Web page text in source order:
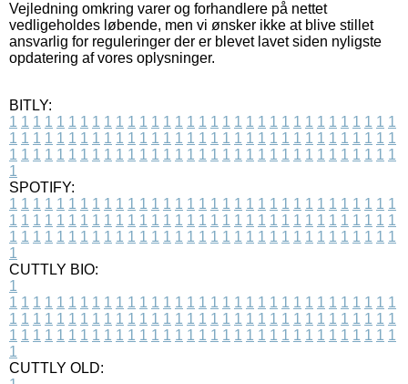
Vejledning omkring varer og forhandlere på nettet
vedligeholdes løbende, men vi ønsker ikke at blive stillet
ansvarlig for reguleringer der er blevet lavet siden nyligste
opdatering af vores oplysninger.
BITLY:
1 1 1 1 1 1 1 1 1 1 1 1 1 1 1 1 1 1 1 1 1 1 1 1 1 1 1 1 1 1 1 1 1
1 1 1 1 1 1 1 1 1 1 1 1 1 1 1 1 1 1 1 1 1 1 1 1 1 1 1 1 1 1 1 1 1
1 1 1 1 1 1 1 1 1 1 1 1 1 1 1 1 1 1 1 1 1 1 1 1 1 1 1 1 1 1 1 1 1
1
SPOTIFY:
1 1 1 1 1 1 1 1 1 1 1 1 1 1 1 1 1 1 1 1 1 1 1 1 1 1 1 1 1 1 1 1 1
1 1 1 1 1 1 1 1 1 1 1 1 1 1 1 1 1 1 1 1 1 1 1 1 1 1 1 1 1 1 1 1 1
1 1 1 1 1 1 1 1 1 1 1 1 1 1 1 1 1 1 1 1 1 1 1 1 1 1 1 1 1 1 1 1 1
1
CUTTLY BIO:
1
1 1 1 1 1 1 1 1 1 1 1 1 1 1 1 1 1 1 1 1 1 1 1 1 1 1 1 1 1 1 1 1 1
1 1 1 1 1 1 1 1 1 1 1 1 1 1 1 1 1 1 1 1 1 1 1 1 1 1 1 1 1 1 1 1 1
1 1 1 1 1 1 1 1 1 1 1 1 1 1 1 1 1 1 1 1 1 1 1 1 1 1 1 1 1 1 1 1 1
1
CUTTLY OLD: